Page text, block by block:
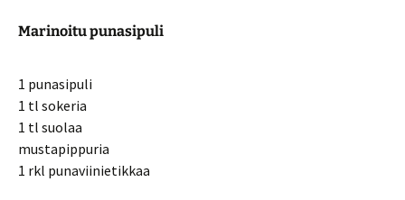
Marinoitu punasipuli
1 punasipuli
1 tl sokeria
1 tl suolaa
mustapippuria
1 rkl punaviinietikkaa